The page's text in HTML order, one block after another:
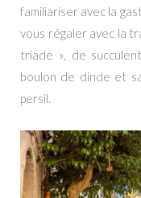
familiariser avec la
vous régaler avec la
triade », de
boulon de dinde et
persil.